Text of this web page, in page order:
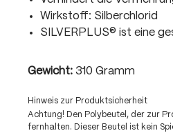
Wirkstoff: Silberchlorid
SILVERPLUS® ist eine
Gewicht: 310 Gramm
Hinweis zur Produktsicherheit
Achtung! Den Polybeutel, der zur
fernhalten. Dieser Beutel ist kein